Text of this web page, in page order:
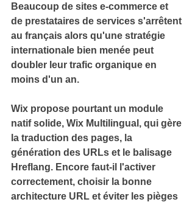
Beaucoup de sites e-commerce et
de prestataires de services s'arrêtent
au français alors qu'une stratégie
internationale bien menée peut
doubler leur trafic organique en
moins d'un an.
Wix propose pourtant un module
natif solide, Wix Multilingual , qui gère
la traduction des pages, la
génération des URLs et le balisage
Hreflang. Encore faut-il l'activer
correctement, choisir la bonne
architecture URL et éviter les pièges